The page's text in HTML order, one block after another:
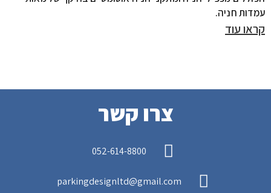
עמדות חניה.
קראו עוד
צרו קשר
052-614-8800
parkingdesignltd@gmail.com